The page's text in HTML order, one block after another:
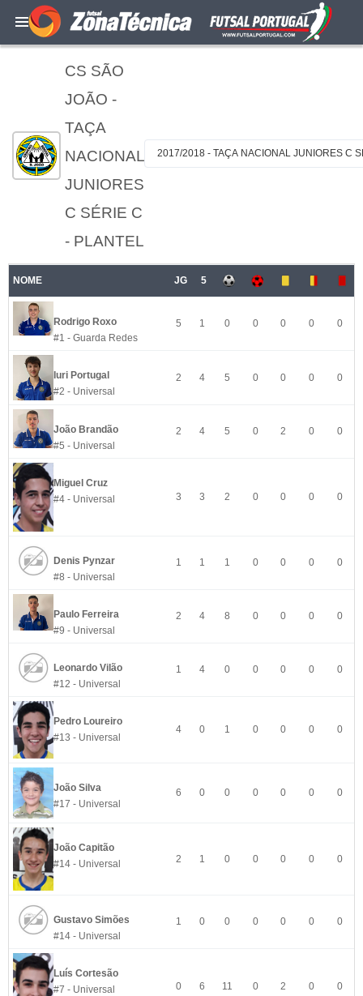
CS SÃO
JOÃO -
TAÇA
NACIONAL
JUNIORES
C SÉRIE C
- PLANTEL
2017/2018 - TAÇA NACIONAL JUNIORES C
NOME JG 5
Rodrigo Roxo
#1 - Guarda Redes
5 1 0 0 0 0 0
Iuri Portugal
#2 - Universal
2 4 5 0 0 0 0
João Brandão
#5 - Universal
2 4 5 0 2 0 0
Miguel Cruz
#4 - Universal
3 3 2 0 0 0 0
Denis Pynzar
#8 - Universal
1 1 1 0 0 0 0
Paulo Ferreira
#9 - Universal
2 4 8 0 0 0 0
Leonardo Vilão
#12 - Universal
1 4 0 0 0 0 0
Pedro Loureiro
#13 - Universal
4 0 1 0 0 0 0
João Silva
#17 - Universal
6 0 0 0 0 0 0
João Capitão
#14 - Universal
2 1 0 0 0 0 0
Gustavo Simões
#14 - Universal
1 0 0 0 0 0 0
Luís Cortesão
#7 - Universal
0 6 11 0 2 0 0